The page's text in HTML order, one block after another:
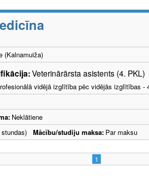
(Kalnamuiža)
Veterinārārsta asistents (4. PKL)
vidējā izglītība pēc vidējās izglītības -
Neklātiene
stundas) Mācību/studiju maksa: Par maksu
1